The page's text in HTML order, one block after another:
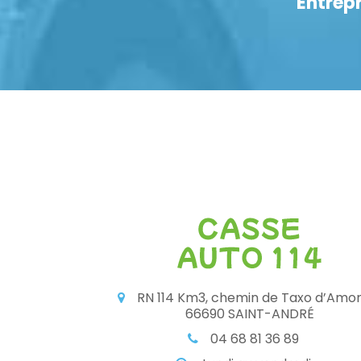
RN 114 Km3, chemin de Taxo
66690 SAINT-ANDRÉ
04 68 81 36 89